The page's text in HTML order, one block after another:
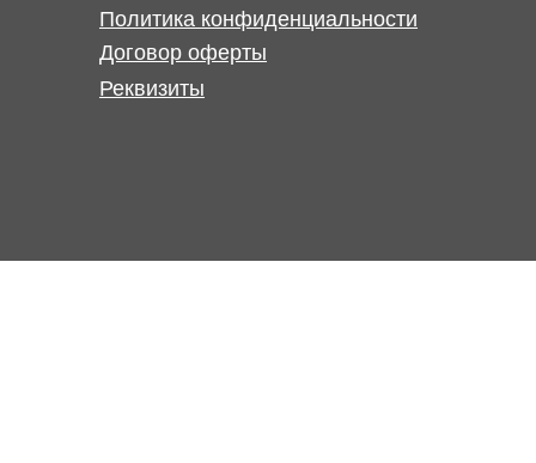
Политика конфиденциальности
Реквизиты
Договор оферты